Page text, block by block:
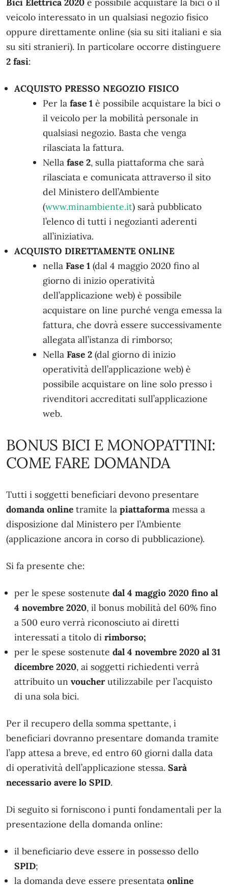
veicolo interessato in un qualsiasi negozio fisico
oppure direttamente online (sia su siti italiani e sia
su siti stranieri). In particolare occorre distinguere
2 fasi:
ACQUISTO PRESSO NEGOZIO FISICO
Per la fase 1 è possibile acquistare la bici o
il veicolo per la mobilità personale in
qualsiasi negozio. Basta che venga
rilasciata la fattura.
Nella fase 2, sulla piattaforma che sarà
rilasciata e comunicata attraverso il sito
del Ministero dell’Ambiente
(www.minambiente.it) sarà pubblicato
l’elenco di tutti i negozianti aderenti
all’iniziativa.
ACQUISTO DIRETTAMENTE ONLINE
nella Fase 1 (dal 4 maggio 2020 fino al
giorno di inizio operatività
dell’applicazione web) è possibile
acquistare on line purché venga emessa la
fattura, che dovrà essere successivamente
allegata all’istanza di rimborso;
Nella Fase 2 (dal giorno di inizio
operatività dell’applicazione web) è
possibile acquistare on line solo presso i
rivenditori accreditati sull’applicazione
web.
BONUS BICI E MONOPATTINI:
COME FARE DOMANDA
Tutti i soggetti beneficiari devono presentare
domanda online tramite la piattaforma messa a
disposizione dal Ministero per l’Ambiente
(applicazione ancora in corso di pubblicazione).
Si fa presente che:
per le spese sostenute dal 4 maggio 2020 fino al
4 novembre 2020, il bonus mobilità del 60% fino
a 500 euro verrà riconosciuto ai diretti
interessati a titolo di rimborso;
per le spese sostenute dal 4 novembre 2020 al 31
dicembre 2020, ai soggetti richiedenti verrà
attribuito un voucherutilizzabile per l’acquisto
di una sola bici.
Per il recupero della somma spettante, i
beneficiari dovranno presentare domanda tramite
l’app attesa a breve, ed entro 60 giorni dalla data
di operatività dell’applicazione stessa. Sarà
necessario avere lo SPID.
Di seguito si forniscono i punti fondamentali per la
presentazione della domanda online:
il beneficiario deve essere in possesso dello
SPID;
la domanda deve essere presentata online